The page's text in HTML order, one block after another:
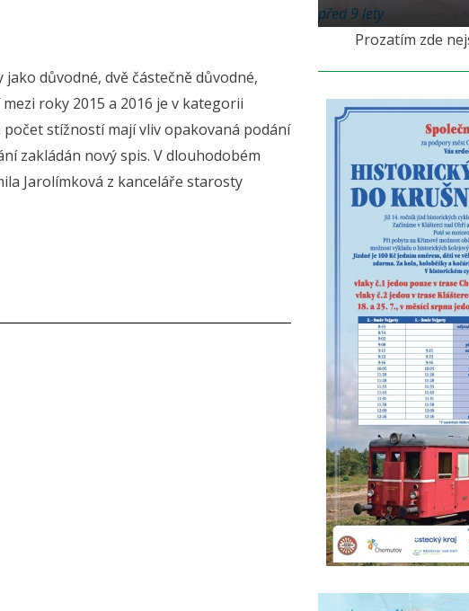
důvodné, dvě částečně důvodné,
roky 2015 a 2016 je v kategorii
stížností mají vliv opakovaná podání
zakládán nový spis. V dlouhodobém
Jarolímková z kanceláře starosty
před 9 lety
Prozatím zde